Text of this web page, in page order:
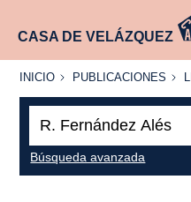
CASA DE VELÁZQUEZ
INICIO
INICIO PUBLICACIONES
PUBLICACIONES
Búsqueda avanzada